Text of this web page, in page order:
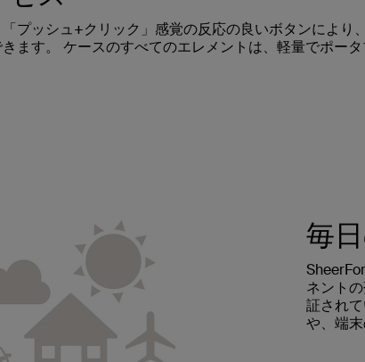
プッシュ+クリック」感覚の反応の良いボタンにより
ます。 ケースのすべてのエレメントは、軽量でポー
毎
ネント
証され
や、端